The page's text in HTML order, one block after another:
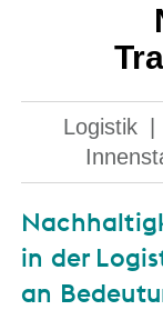
Logistik
in der
an